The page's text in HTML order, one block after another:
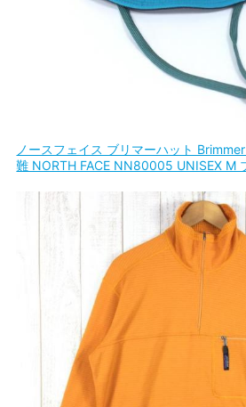
ノースフェイス ブリマーハット
難 NORTH FACE NN80005 UNISEX M